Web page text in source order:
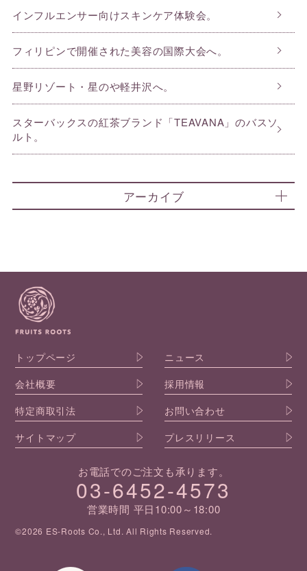
インフルエンサー向けスキンケア体験会。
フィリピンで開催された美容の国際大会へ。
星野リゾート・星のや軽井沢へ。
スターバックスの紅茶ブランド「TEAVANA」のバスソ
ルト。
アーカイブ
トップページ
ニュース
会社概要
採用情報
特定商取引法
お問い合わせ
サイトマップ
プレスリリース
お電話でのご注文も承ります。
03-6452-4573
営業時間 平日10:00～18:00
©2026 ES-Roots Co., Ltd. All Rights Reserved.